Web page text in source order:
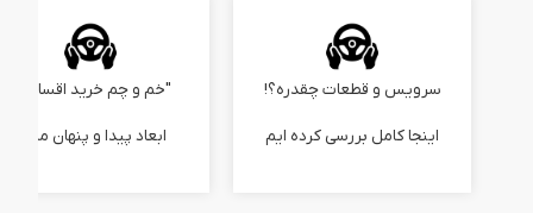
سرویس و قطعات چقدره؟!
اینجا کامل بررسی کرده ایم
"خم و چم خرید اقساطی"
ابعاد پیدا و پنهان ماجرا